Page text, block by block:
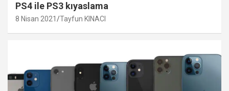
PS4 ile PS3 kıyaslama
8 Nisan 2021 Tayfun KINACI